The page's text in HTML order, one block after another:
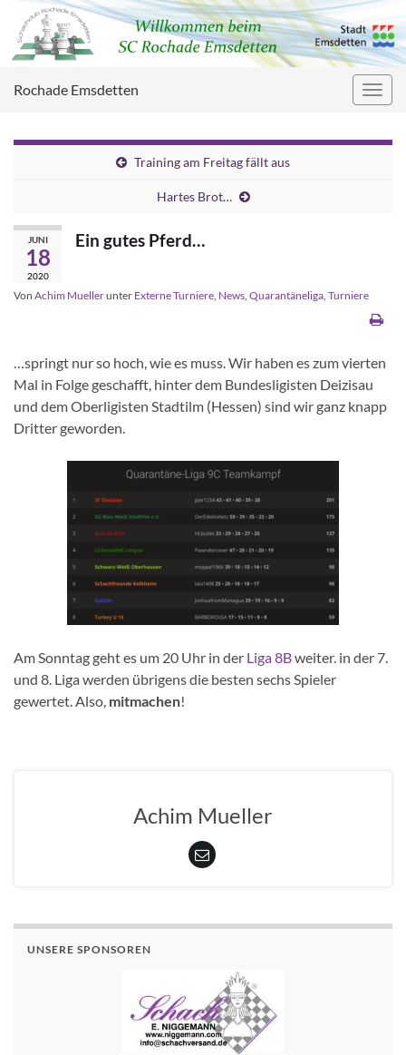
Rochade Emsdetten
Training am Freitag fällt aus
Hartes Brot…
JUNI
18
2020
Ein gutes Pferd…
Von Achim Muellerunter Externe Turniere News Quarantäneliga Turniere
…springt nur so hoch, wie es muss. Wir haben es zum vierten
Mal in Folge geschafft, hinter dem Bundesligisten Deizisau
und dem Oberligisten Stadtilm (Hessen) sind wir ganz knapp
Dritter geworden.
Am Sonntag geht es um 20 Uhr in der Liga 8Bweiter. in der 7.
und 8. Liga werden übrigens die besten sechs Spieler
gewertet. Also, mitmachen!
Achim Mueller
UNSERE SPONSOREN